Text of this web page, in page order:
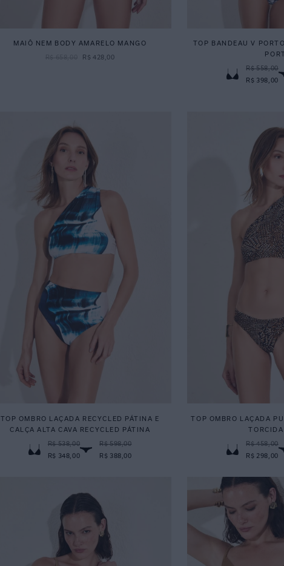
MAIÔ NEM BODY AMARELO MANGO
R$ 428 00
TOP BANDEAU V
R$ 558,00
R$ 398,00
TOP OMBRO LAÇADA RECYCLED PÁTINA E
CALÇA ALTA CAVA RECYCLED PÁTINA
R$ 538,00
R$ 348,00
R$ 598,00
R$ 388,00
TOP OMBRO LAÇADA
R$ 458,00
R$ 298,00